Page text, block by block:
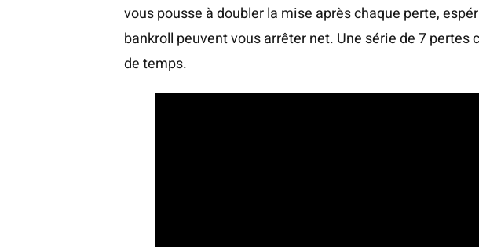
vous pousse à doubler la mise après chaque perte,
bankroll peuvent vous arrêter net. Une série de 7
de temps.